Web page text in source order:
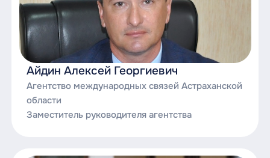
Айдин Алексей Георгиевич
Агентство международных связей Астраханской
области
Заместитель руководителя агентства